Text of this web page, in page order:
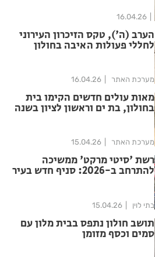
16.04.26
הערב (ה'), טקס הזיכרון העירוני
לחללי פעולות האיבה בחולון
מערכת האתר 16.04.26
מאות עולים חדשים הקימו בית
בחולון, בת ים וראשון לציון בשנה
האחרונה
מערכת האתר 15.04.26
רשת 'סיטי מרקט' ממשיכה
להתרחב ב-2026: סניף חדש בעיר
בתי לוין 15.04.26
תושב חולון נתפס בבית מלון עם
סמים וכסף מזומן